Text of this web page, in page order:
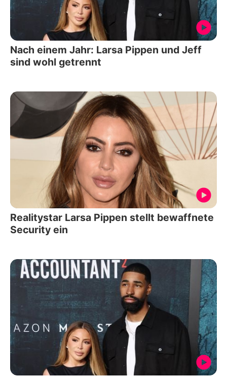
Nach einem Jahr: Larsa Pippen und Jeff
sind wohl getrennt
Realitystar Larsa Pippen stellt bewaffnete
Security ein